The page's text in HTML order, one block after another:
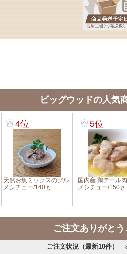
ビッグウッドの人気
ご注文ありがと